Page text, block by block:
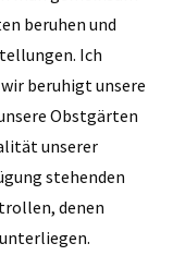
beruhen und
Ich
beruhigt unsere
Obstgärten
unserer
stehenden
denen